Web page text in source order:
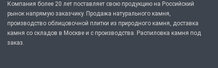
Компания более 20 лет поставляет свою продукцию на Российский
рынок напрямую заказчику. Продажа натурального камня,
производство облицовочной плитки из природного камня, доставка
камня со складов в Москве и с производства. Распиловка камня под
заказ.